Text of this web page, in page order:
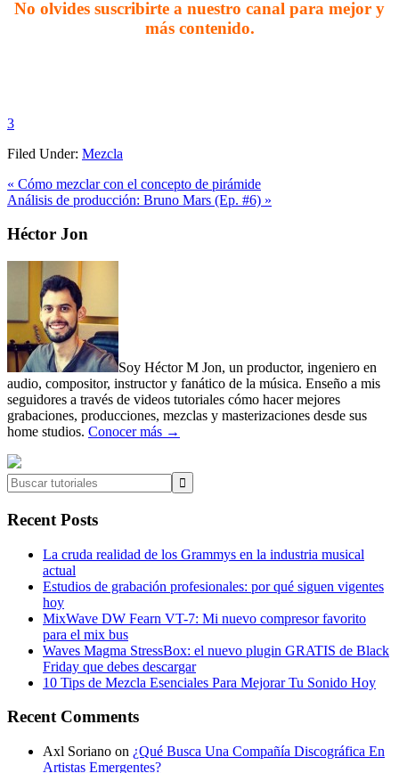
No olvides suscribirte a nuestro canal para mejor y
más contenido.
3
Filed Under: Mezcla
Previous
Post:
« Cómo mezclar con el concepto de pirámide
Next
Análisis de producción: Bruno Mars (Ep. #6) »
Primary
Sidebar
Héctor Jon
Soy Héctor M Jon, un productor, ingeniero en
audio, compositor, instructor y fanático de la música. Enseño a mis
seguidores a través de videos tutoriales cómo hacer mejores
grabaciones, producciones, mezclas y masterizaciones desde sus
home studios. Conocer más →
Buscar
tutoriales
Recent Posts
La cruda realidad de los Grammys en la industria musical
actual
Estudios de grabación profesionales: por qué siguen vigentes
hoy
MixWave DW Fearn VT-7: Mi nuevo compresor favorito
para el mix bus
Waves Magma StressBox: el nuevo plugin GRATIS de Black
Friday que debes descargar
10 Tips de Mezcla Esenciales Para Mejorar Tu Sonido Hoy
Recent Comments
Axl Soriano on ¿Qué Busca Una Compañía Discográfica En
Artistas Emergentes?